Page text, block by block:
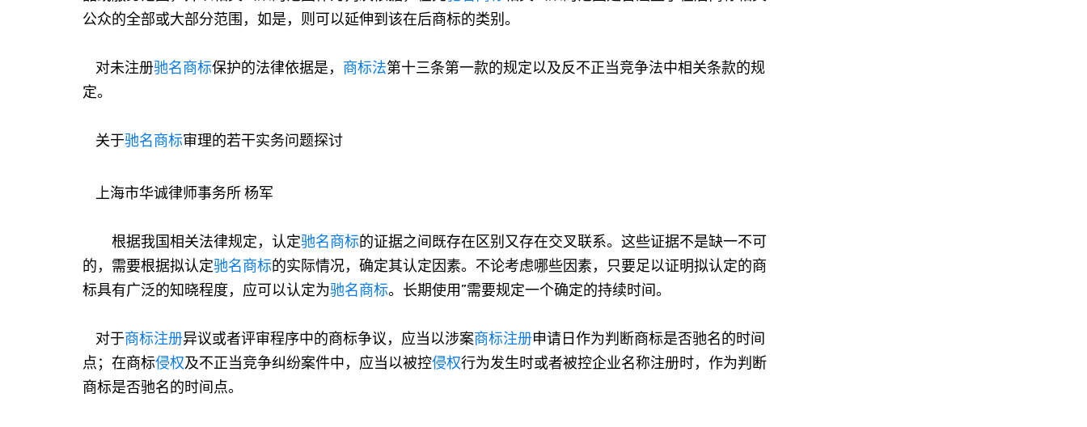
公众的全部或大部分范围，如是，则可以延伸到该在后商标的类别。
对未注册驰名商标保护的法律依据是， 商标法第十三条第一款的规定以及反不正当竞争法中相关条款的规
定。
关于驰名商标审理的若干实务问题探讨
上海市华诚律师事务所 杨军
根据我国相关法律规定，认定驰名商标的证据之间既存在区别又存在交叉联系。这些证据不是缺一不可
的，需要根据拟认定驰名商标的实际情况，确定其认定因素。不论考虑哪些因素，只要足以证明拟认定的商
标具有广泛的知晓程度，应可以认定为驰名商标。长期使用”需要规定一个确定的持续时间。
对于商标注册异议或者评审程序中的商标争议，应当以涉案商标注册申请日作为判断商标是否驰名的时间
点；在商标侵权及不正当竞争纠纷案件中，应当以被控侵权行为发生时或者被控企业名称注册时，作为判断
商标是否驰名的时间点。